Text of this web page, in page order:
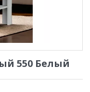
550 Белый